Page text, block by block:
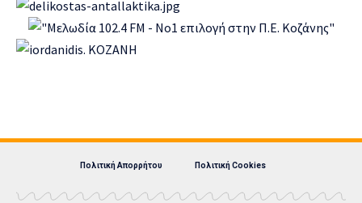
Πολιτική Απορρήτου Πολιτική Cookies